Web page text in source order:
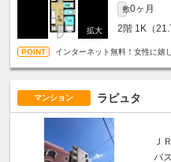
敷0ヶ月
2階 1K（
インターネット無料！女性に嬉
マンション ラピュタ
Ｊ
バ